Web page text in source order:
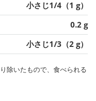
小さじ1/4（1 g）
0.2 g
小さじ1/3（2 g）
除いたもので、食べられる